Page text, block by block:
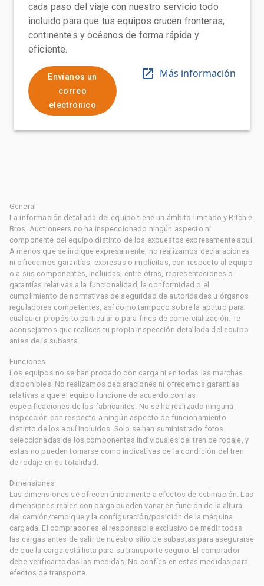
cada paso del viaje con nuestro servicio todo
incluido para que tus equipos crucen fronteras,
continentes y océanos de forma rápida y
eficiente.
Envíanos un
correo
electrónico
Más información
General
La información detallada del equipo tiene un ámbito limitado y Ritchie
Bros. Auctioneers no ha inspeccionado ningún aspecto ni
componente del equipo distinto de los expuestos expresamente aquí.
A menos que se indique expresamente, no realizamos declaraciones
ni ofrecemos garantías, expresas o implícitas, con respecto al equipo
o a sus componentes, incluidas, entre otras, representaciones o
garantías relativas a la funcionalidad, la conformidad o el
cumplimiento de normativas de seguridad de autoridades u órganos
reguladores competentes, así como tampoco sobre la aptitud para
cualquier propósito particular o para fines de comercialización. Te
aconsejamos que realices tu propia inspección detallada del equipo
antes de la subasta.
Funciones
Los equipos no se han probado con carga ni en todas las marchas
disponibles. No realizamos declaraciones ni ofrecemos garantías
relativas a que el equipo funcione de acuerdo con las
especificaciones de los fabricantes. No se ha realizado ninguna
inspección con respecto a ningún aspecto de funcionamiento
distinto de los aquí incluidos. Solo se han suministrado fotos
seleccionadas de los componentes individuales del tren de rodaje, y
estas no pueden tomarse como indicativas de la condición del tren
de rodaje en su totalidad.
Dimensiones
Las dimensiones se ofrecen únicamente a efectos de estimación. Las
dimensiones reales con carga pueden variar en función de la altura
del camión/remolque y la configuración/posición de la máquina
cargada. El comprador es el responsable exclusivo de medir todas
las cargas antes de salir de nuestro sitio de subastas para asegurarse
de que la carga está lista para su transporte seguro. El comprador
debe verificar todas las medidas. No confíes en estas medidas para
efectos de transporte.